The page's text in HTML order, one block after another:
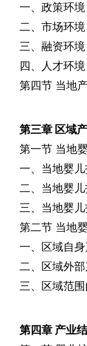
一、政策环境
二、市场环境
三、融资环境
四、人才环境
第四节 当地
第三章 区域
第一节 当地
一、当地婴
二、当地婴
三、当地婴
第二节 当地
一、区域自
二、区域外
三、区域范
第四章 产业